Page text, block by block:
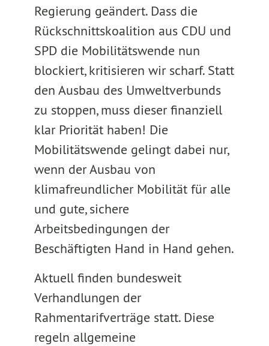
Regierung geändert. Dass die
Rückschnittskoalition aus CDU und
SPD die Mobilitätswende nun
blockiert, kritisieren wir scharf. Statt
den Ausbau des Umweltverbunds
zu stoppen, muss dieser finanziell
klar Priorität haben! Die
Mobilitätswende gelingt dabei nur,
wenn der Ausbau von
klimafreundlicher Mobilität für alle
und gute, sichere
Arbeitsbedingungen der
Beschäftigten Hand in Hand gehen.
Aktuell finden bundesweit
Verhandlungen der
Rahmentarifverträge statt. Diese
regeln allgemeine